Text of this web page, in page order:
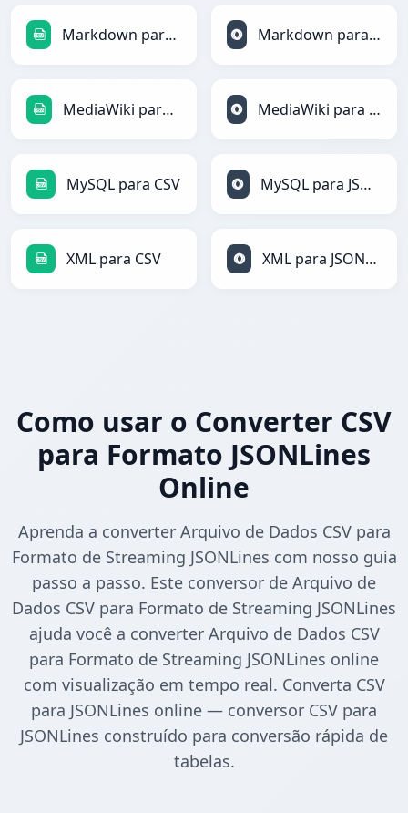
Markdown para CSV Markdown para JSONLines
MediaWiki para CSV MediaWiki para JSONLines
MySQL para CSV MySQL para JSONLines
XML para CSV XML para JSONLines
Como usar o Converter CSV
para Formato JSONLines
Online
Aprenda a converter Arquivo de Dados CSV para
Formato de Streaming JSONLines com nosso guia
passo a passo. Este conversor de Arquivo de
Dados CSV para Formato de Streaming JSONLines
ajuda você a converter Arquivo de Dados CSV
para Formato de Streaming JSONLines online
com visualização em tempo real. Converta CSV
para JSONLines online — conversor CSV para
JSONLines construído para conversão rápida de
tabelas.